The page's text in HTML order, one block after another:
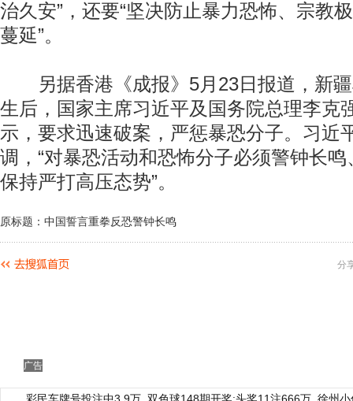
治久安”，还要“坚决防止暴力恐怖、宗教
蔓延”。
另据香港《成报》5月23日报道，新疆
生后，国家主席习近平及国务院总理李克
示，要求迅速破案，严惩暴恐分子。习近
调，“对暴恐活动和恐怖分子必须警钟长
保持严打高压态势”。
原标题：中国誓言重拳反恐警钟长鸣
分
广告